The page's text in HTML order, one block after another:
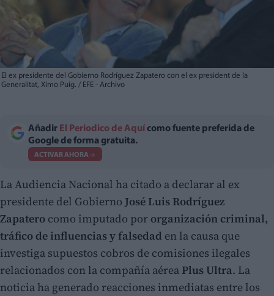
El ex presidente del Gobierno Rodríguez Zapatero con el ex president de la
Generalitat, Ximo Puig. / EFE - Archivo
Añadir El Periodico de Aquí como fuente preferida de
Google de forma gratuita.
ACTIVAR AHORA
La Audiencia Nacional ha citado a declarar al ex
presidente del Gobierno José Luis Rodríguez
Zapatero como imputado por organización criminal,
tráfico de influencias y falsedad en la causa que
investiga supuestos cobros de comisiones ilegales
relacionados con la compañía aérea Plus Ultra. La
noticia ha generado reacciones inmediatas entre los